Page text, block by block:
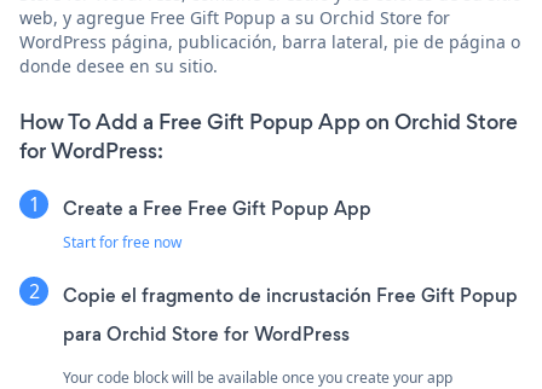
web, y agregue Free Gift Popup a su Orchid Store for
WordPress página, publicación, barra lateral, pie de página o
donde desee en su sitio.
How To Add a Free Gift Popup App on Orchid Store
for WordPress:
Create a Free Free Gift Popup App
Start for free now
Copie el fragmento de incrustación Free Gift Popup
para Orchid Store for WordPress
Your code block will be available once you create your app